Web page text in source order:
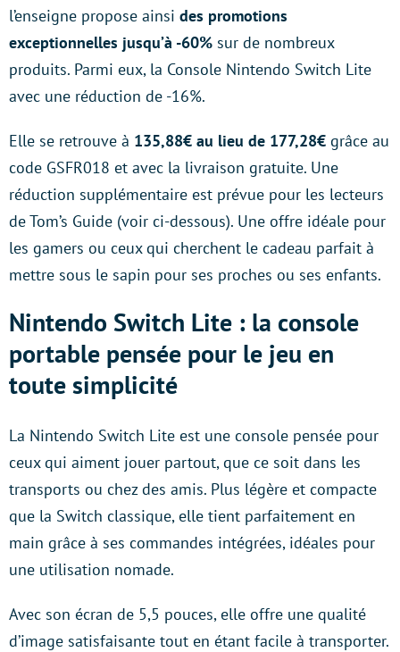
l’enseigne propose ainsi des promotions
exceptionnelles jusqu’à -60% sur de nombreux
produits. Parmi eux, la Console Nintendo Switch Lite
avec une réduction de -16%.
Elle se retrouve à 135,88€ au lieu de 177,28€ grâce au
code GSFR018 et avec la livraison gratuite. Une
réduction supplémentaire est prévue pour les lecteurs
de Tom’s Guide (voir ci-dessous). Une offre idéale pour
les gamers ou ceux qui cherchent le cadeau parfait à
mettre sous le sapin pour ses proches ou ses enfants.
Nintendo Switch Lite : la console
portable pensée pour le jeu en
toute simplicité
La Nintendo Switch Lite est une console pensée pour
ceux qui aiment jouer partout, que ce soit dans les
transports ou chez des amis. Plus légère et compacte
que la Switch classique, elle tient parfaitement en
main grâce à ses commandes intégrées, idéales pour
une utilisation nomade.
Avec son écran de 5,5 pouces, elle offre une qualité
d’image satisfaisante tout en étant facile à transporter.